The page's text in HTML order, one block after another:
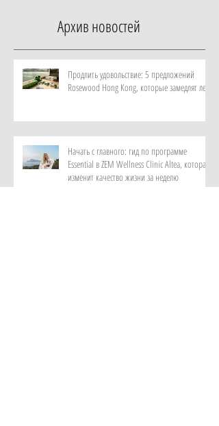
Архив новостей
Продлить удовольствие: 5 предложений
Rosewood Hong Kong, которые замедлят лето
Начать с главного: гид по программе
Essential в ZEM Wellness Clinic Altea, которая
изменит качество жизни за неделю